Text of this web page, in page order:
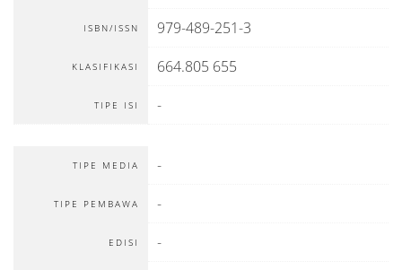
ISBN/ISSN 979-489-251-3
KLASIFIKASI 664.805 655
TIPE ISI -
TIPE MEDIA -
TIPE PEMBAWA -
EDISI -